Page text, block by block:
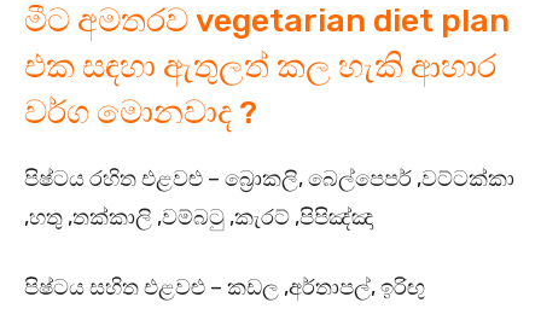
මීට අමතරව vegetarian diet plan
එක සඳහා ඇතුලත් කල හැකි ආහාර
වර්ග මොනවාද ?
පිෂ්ටය රහිත එළවළු – බ්‍රොකලි, බෙල්පෙපර් ,වට්ටක්කා
,හතු ,තක්කාලි ,වම්බටු ,කැරට් ,පිපිඤ්ඤා
පිෂ්ටය සහිත එළවළු – කඩල ,අර්තාපල්, ඉරිඟු